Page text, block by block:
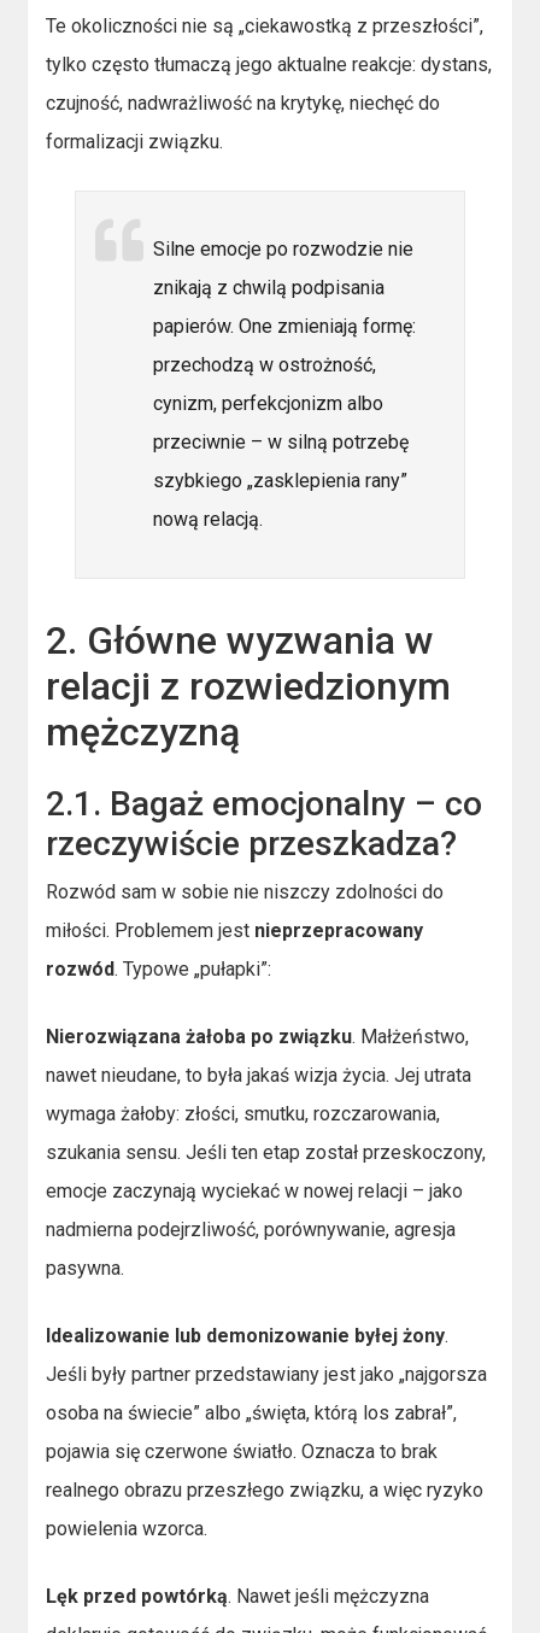
Te okoliczności nie są „ciekawostką z przeszłości”,
tylko często tłumaczą jego aktualne reakcje: dystans,
czujność, nadwrażliwość na krytykę, niechęć do
formalizacji związku.
Silne emocje po rozwodzie nie
znikają z chwilą podpisania
papierów. One zmieniają formę:
przechodzą w ostrożność,
cynizm, perfekcjonizm albo
przeciwnie – w silną potrzebę
szybkiego „zasklepienia rany”
nową relacją.
2. Główne wyzwania w
relacji z rozwiedzionym
mężczyzną
2.1. Bagaż emocjonalny – co
rzeczywiście przeszkadza?
Rozwód sam w sobie nie niszczy zdolności do
miłości. Problemem jest nieprzepracowany
rozwód. Typowe „pułapki”:
Nierozwiązana żałoba po związku. Małżeństwo,
nawet nieudane, to była jakaś wizja życia. Jej utrata
wymaga żałoby: złości, smutku, rozczarowania,
szukania sensu. Jeśli ten etap został przeskoczony,
emocje zaczynają wyciekać w nowej relacji – jako
nadmierna podejrzliwość, porównywanie, agresja
pasywna.
Idealizowanie lub demonizowanie byłej żony.
Jeśli były partner przedstawiany jest jako „najgorsza
osoba na świecie” albo „święta, którą los zabrał”,
pojawia się czerwone światło. Oznacza to brak
realnego obrazu przeszłego związku, a więc ryzyko
powielenia wzorca.
Lęk przed powtórką. Nawet jeśli mężczyzna